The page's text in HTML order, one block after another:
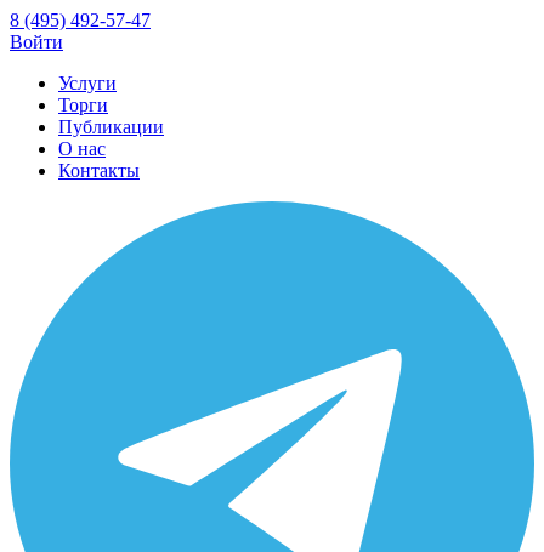
8 (495) 492-57-47
Войти
Услуги
Торги
Публикации
О нас
Контакты